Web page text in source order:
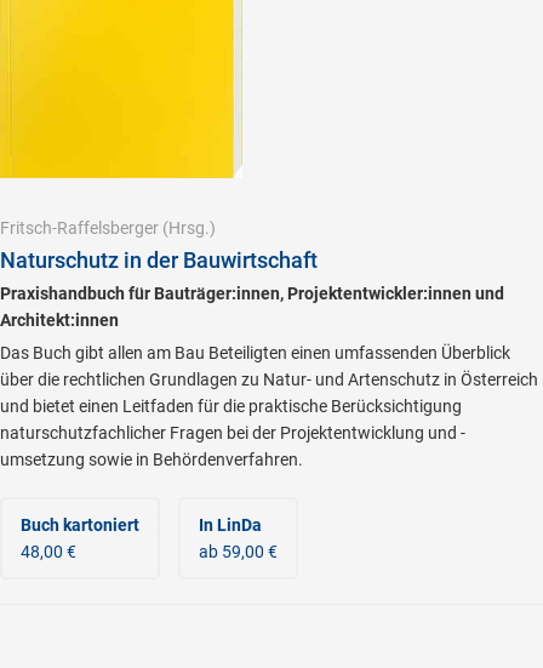
Fritsch-Raffelsberger (Hrsg.)
Naturschutz in der Bauwirtschaft
Praxishandbuch für Bauträger:innen, Projektentwickler:innen und
Architekt:innen
Das Buch gibt allen am Bau Beteiligten einen umfassenden Überblick
über die rechtlichen Grundlagen zu Natur- und Artenschutz in Österreich
und bietet einen Leitfaden für die praktische Berücksichtigung
naturschutzfachlicher Fragen bei der Projektentwicklung und -
umsetzung sowie in Behördenverfahren.
Buch kartoniert
48,00 €
In LinDa
ab 59,00 €